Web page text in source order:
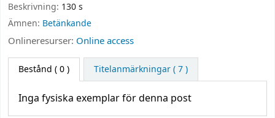
Beskrivning: 130 s
Ämnen: Betänkande
Onlineresurser: Online access
Bestånd ( 0 ) Titelanmärkningar ( 7 )
Inga fysiska exemplar för denna post